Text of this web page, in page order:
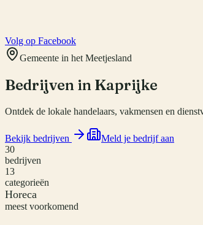
Volg op Facebook
Gemeente in het Meetjesland
Bedrijven in Kaprijke
Ontdek de lokale handelaars, vakmensen en
Bekijk bedrijven
Meld je bedrijf aan
30
bedrijven
13
categorieën
Horeca
meest voorkomend